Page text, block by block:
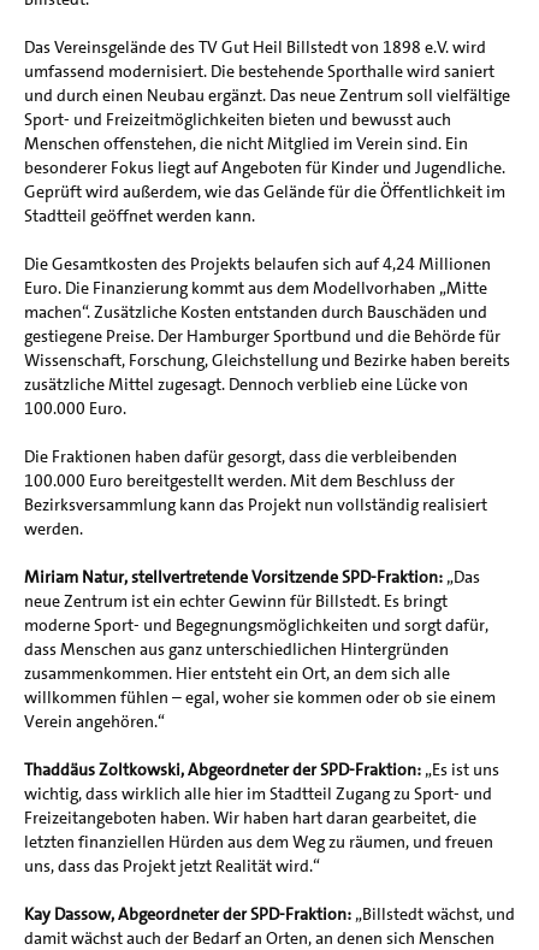
Das Vereinsgelände des TV Gut Heil Billstedt von 1898 e.V. wird
umfassend modernisiert. Die bestehende Sporthalle wird saniert
und durch einen Neubau ergänzt. Das neue Zentrum soll vielfältige
Sport- und Freizeitmöglichkeiten bieten und bewusst auch
Menschen offenstehen, die nicht Mitglied im Verein sind. Ein
besonderer Fokus liegt auf Angeboten für Kinder und Jugendliche.
Geprüft wird außerdem, wie das Gelände für die Öffentlichkeit im
Stadtteil geöffnet werden kann.
Die Gesamtkosten des Projekts belaufen sich auf 4,24 Millionen
Euro. Die Finanzierung kommt aus dem Modellvorhaben „Mitte
machen“. Zusätzliche Kosten entstanden durch Bauschäden und
gestiegene Preise. Der Hamburger Sportbund und die Behörde für
Wissenschaft, Forschung, Gleichstellung und Bezirke haben bereits
zusätzliche Mittel zugesagt. Dennoch verblieb eine Lücke von
100.000 Euro.
Die Fraktionen haben dafür gesorgt, dass die verbleibenden
100.000 Euro bereitgestellt werden. Mit dem Beschluss der
Bezirksversammlung kann das Projekt nun vollständig realisiert
werden.
Miriam Natur, stellvertretende Vorsitzende SPD-Fraktion: „Das
neue Zentrum ist ein echter Gewinn für Billstedt. Es bringt
moderne Sport- und Begegnungsmöglichkeiten und sorgt dafür,
dass Menschen aus ganz unterschiedlichen Hintergründen
zusammenkommen. Hier entsteht ein Ort, an dem sich alle
willkommen fühlen – egal, woher sie kommen oder ob sie einem
Verein angehören.“
Thaddäus Zoltkowski, Abgeordneter der SPD-Fraktion: „Es ist uns
wichtig, dass wirklich alle hier im Stadtteil Zugang zu Sport- und
Freizeitangeboten haben. Wir haben hart daran gearbeitet, die
letzten finanziellen Hürden aus dem Weg zu räumen, und freuen
uns, dass das Projekt jetzt Realität wird.“
Kay Dassow, Abgeordneter der SPD-Fraktion: „Billstedt wächst, und
damit wächst auch der Bedarf an Orten, an denen sich Menschen